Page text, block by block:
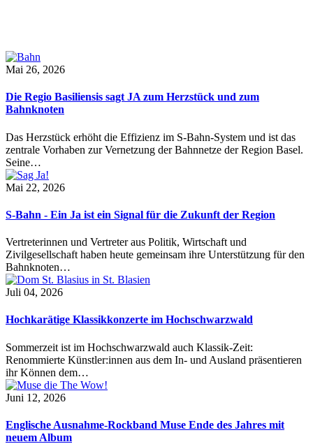
Mai 26, 2026
Die Regio Basiliensis sagt JA zum Herzstück und zum
Bahnknoten
Das Herzstück erhöht die Effizienz im S-Bahn-System und ist das
zentrale Vorhaben zur Vernetzung der Bahnnetze der Region Basel.
Seine…
Mai 22, 2026
S-Bahn - Ein Ja ist ein Signal für die Zukunft der Region
Vertreterinnen und Vertreter aus Politik, Wirtschaft und
Zivilgesellschaft haben heute gemeinsam ihre Unterstützung für den
Bahnknoten…
Juli 04, 2026
Hochkarätige Klassikkonzerte im Hochschwarzwald
Sommerzeit ist im Hochschwarzwald auch Klassik-Zeit:
Renommierte Künstler:innen aus dem In- und Ausland präsentieren
ihr Können dem…
Juni 12, 2026
Englische Ausnahme-Rockband Muse Ende des Jahres mit
neuem Album